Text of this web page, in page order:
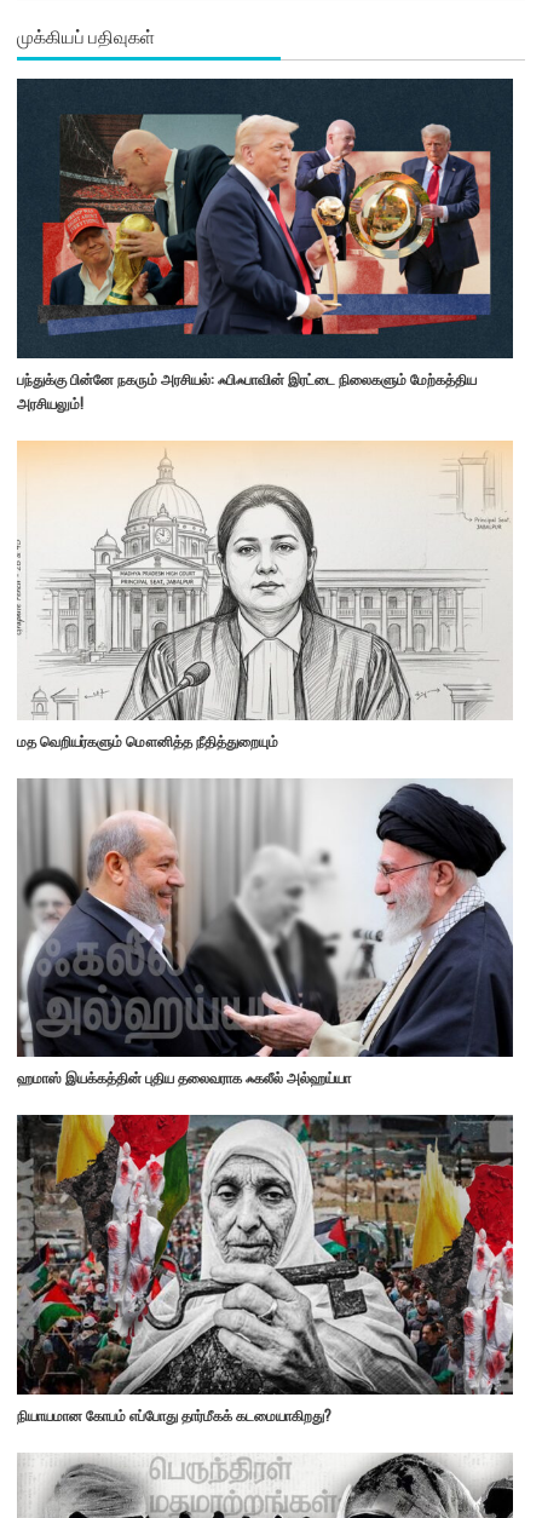
முக்கியப் பதிவுகள்
பந்துக்கு பின்னே நகரும் அரசியல்: ஃபிஃபாவின் இரட்டை நிலைகளும் மேற்கத்திய
அரசியலும்!
மத வெறியர்களும் மௌனித்த நீதித்துறையும்
ஹமாஸ் இயக்கத்தின் புதிய தலைவராக ஃகலீல் அல்ஹய்யா
நியாயமான கோபம் எப்போது தார்மீகக் கடமையாகிறது?